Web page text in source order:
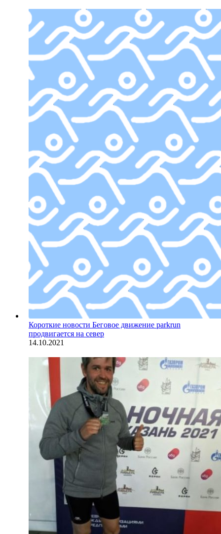
Короткие новости Беговое движение parkrun
продвигается на север
14.10.2021